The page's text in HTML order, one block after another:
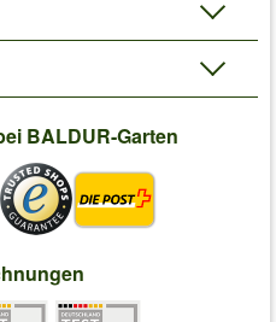
BALDUR-Garten